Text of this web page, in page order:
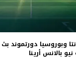
وبوروسيا دورتموند بث
نيو بالانس أرينا